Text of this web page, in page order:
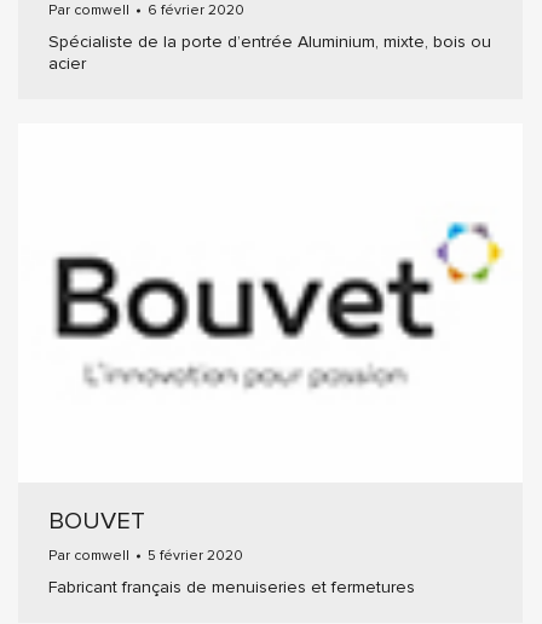
Par comwell 6 février 2020
Spécialiste de la porte d’entrée Aluminium, mixte, bois ou
acier
BOUVET
Par comwell 5 février 2020
Fabricant français de menuiseries et fermetures